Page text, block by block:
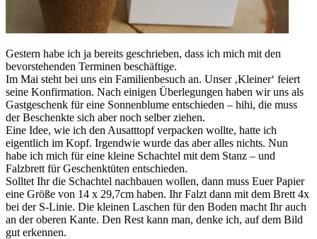
Gestern habe ich ja bereits geschrieben, dass ich mich mit den
bevorstehenden Terminen beschäftige.
Im Mai steht bei uns ein Familienbesuch an. Unser ‚Kleiner‘ feiert
seine Konfirmation. Nach einigen Überlegungen haben wir uns als
Gastgeschenk für eine Sonnenblume entschieden – hihi, die muss
der Beschenkte sich aber noch selber ziehen.
Eine Idee, wie ich den Ausatttopf verpacken wollte, hatte ich
eigentlich im Kopf. Irgendwie wurde das aber alles nichts. Nun
habe ich mich für eine kleine Schachtel mit dem Stanz – und
Falzbrett für Geschenktüten entschieden.
Solltet Ihr die Schachtel nachbauen wollen, dann muss Euer Papier
eine Größe von 14 x 29,7cm haben. Ihr Falzt dann mit dem Brett 4x
bei der S-Linie. Die kleinen Laschen für den Boden macht Ihr auch
an der oberen Kante. Den Rest kann man, denke ich, auf dem Bild
gut erkennen.